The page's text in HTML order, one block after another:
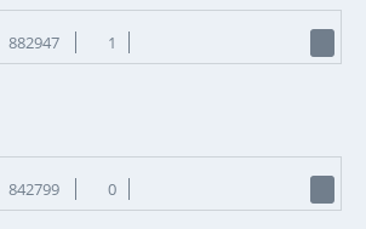
882947 1
842799 0